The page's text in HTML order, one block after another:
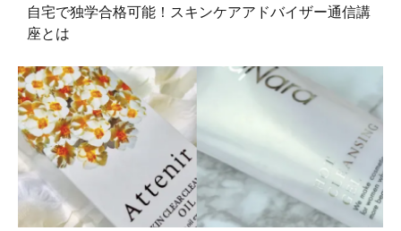
自宅で独学合格可能！スキンケアアドバイザー通信講
座とは